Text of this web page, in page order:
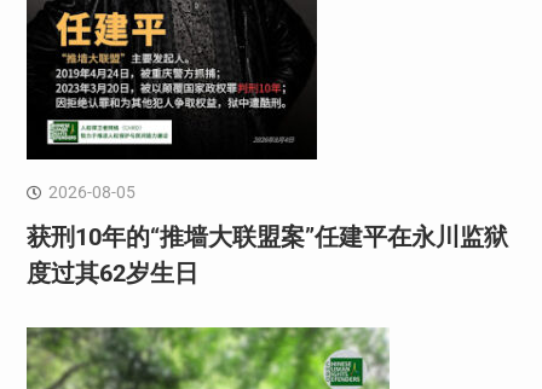
2026-08-05
获刑10年的“推墙大联盟案”任建平在永川监狱
度过其62岁生日